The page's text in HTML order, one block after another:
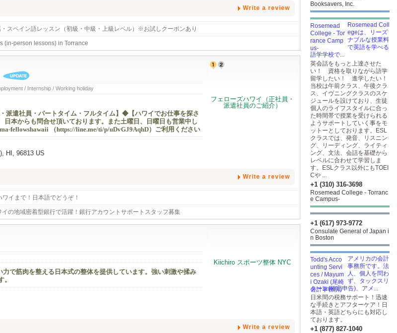
Write a review
スペイン語レッスン（初級・中級・上級レベル）※お試しクーポンあり
(in-person lessons) in Torrance
/ Internship / Working holiday
派遣社員・パートタイム・フルタイム】◆【ハワイでお仕事を探さ
本からも問合せ頂いております。また土曜日、日曜日も営業中し
fellowshawaii （https://line.me/ti/p/uDvGJ9AqhD）ご利用ください
HI, 96813 US
Write a review
イまで！日本語でどうぞ！
の地域密着型銀行で活躍！銀行アカウントサポートスタッフ募集
で筋肉を整える日本式の整体を提供しています。強い刺激や揉み
Write a review
Booksavers, Inc.
Rosemead Coll
egeは、リーズ
ナブルな授業料
で英語を学べる
語学学校で...
英会話をもっと上達させた
い！ 資格を取りながら語学
留学したい！ 進学したい！
当校は午前クラス、午後クラ
ス、イヴニングクラスのスケ
ジュールを設けており、生徒
個人のライフスタイルに合っ
た時間帯で授業を受けられる
ようサポートしていく事をモ
ットーとしております。ESL
クラスでは、発音、リスニン
グ、リーディング、ライティ
ング、文法、会話を基礎から
レベルに合わせて学習しま
す。ESLクラス以外にもTOEI
Cや ...
+1 (310) 316-3698
Rosemead College - Torranc
e Campus-
+1 (617) 973-9772
Consulate General of Japan i
n Boston
アメリカの会計
事務所です。法
人、個人を問わ
ず、タックスリ
ターン(確定申告)、アメ...
日米間の税務サポート！迅速
な手続きとアフターケア！日
本語・英語どちらにも対応し
ております。
+1 (877) 827-1040